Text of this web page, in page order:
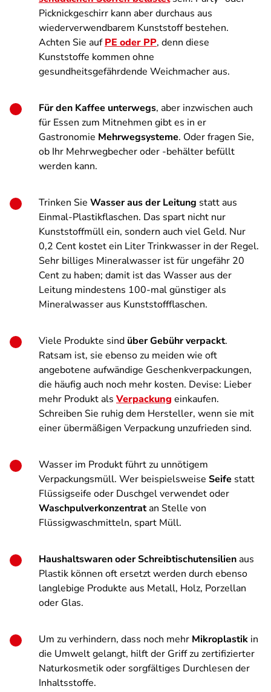
Picknickgeschirr kann aber durchaus aus
wiederverwendbarem Kunststoff bestehen.
Achten Sie aufPE oder PP, denn diese
Kunststoffe kommen ohne
gesundheitsgefährdende Weichmacher aus.
Für den Kaffee unterwegs, aber inzwischen auch
für Essen zum Mitnehmen gibt es in er
Gastronomie Mehrwegsysteme. Oder fragen Sie,
ob Ihr Mehrwegbecher oder -behälter befüllt
werden kann.
Trinken Sie Wasser aus der Leitung statt aus
Einmal-Plastikflaschen. Das spart nicht nur
Kunststoffmüll ein, sondern auch viel Geld. Nur
0,2 Cent kostet ein Liter Trinkwasser in der Regel.
Sehr billiges Mineralwasser ist für ungefähr 20
Cent zu haben; damit ist das Wasser aus der
Leitung mindestens 100-mal günstiger als
Mineralwasser aus Kunststoffflaschen.
Viele Produkte sind über Gebühr verpackt.
Ratsam ist, sie ebenso zu meiden wie oft
angebotene aufwändige Geschenkverpackungen,
die häufig auch noch mehr kosten. Devise: Lieber
mehr Produkt als Verpackung einkaufen.
Schreiben Sie ruhig dem Hersteller, wenn sie mit
einer übermäßigen Verpackung unzufrieden sind.
Wasser im Produkt führt zu unnötigem
Verpackungsmüll. Wer beispielsweise Seife statt
Flüssigseife oder Duschgel verwendet oder
Waschpulverkonzentratan Stelle von
Flüssigwaschmitteln, spart Müll.
Haushaltswaren oder Schreibtischutensilienaus
Plastik können oft ersetzt werden durch ebenso
langlebige Produkte aus Metall, Holz, Porzellan
oder Glas.
Um zu verhindern, dass noch mehr Mikroplastik in
die Umwelt gelangt, hilft der Griff zu zertifizierter
Naturkosmetik oder sorgfältiges Durchlesen der
Inhaltsstoffe.